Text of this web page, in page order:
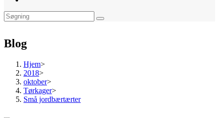
Blog
Hjem>
2018>
oktober>
Tørkager>
Små jordbærtærter